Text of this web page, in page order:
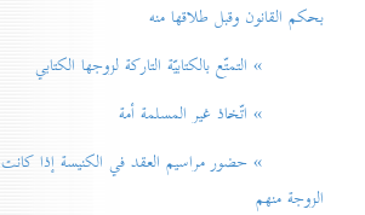
بحكم القانون وقبل طلاقها منه
» التمتّع بالكتابيّة التاركة لزوجها الكتابي
» اتّخاذ غير المسلمة أمة
» حضور مراسيم العقد في الكنيسة إذا كانت
الزوجة منهم